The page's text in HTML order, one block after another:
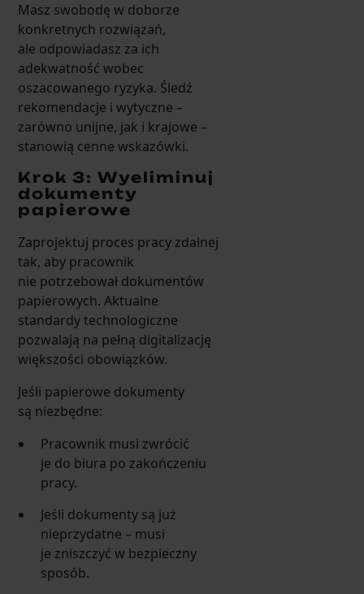
Masz swobodę w doborze
konkretnych rozwiązań,
ale odpowiadasz za ich
adekwatność wobec
oszacowanego ryzyka. Śledź
rekomendacje i wytyczne –
zarówno unijne, jak i krajowe –
stanowią cenne wskazówki.
Krok 3: Wyeliminuj
dokumenty
papierowe
Zaprojektuj proces pracy zdalnej
tak, aby pracownik
nie potrzebował dokumentów
papierowych. Aktualne
standardy technologiczne
pozwalają na pełną digitalizację
większości obowiązków.
Jeśli papierowe dokumenty
są niezbędne:
Pracownik musi zwrócić
je do biura po zakończeniu
pracy.
Jeśli dokumenty są już
nieprzydatne – musi
je zniszczyć w bezpieczny
sposób.